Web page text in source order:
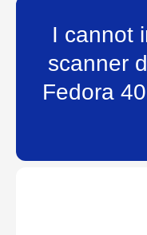
I cannot
scanner
Fedora